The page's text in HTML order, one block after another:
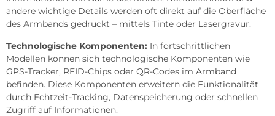
andere wichtige Details werden oft direkt auf die Oberfläche
des Armbands gedruckt – mittels Tinte oder Lasergravur.
Technologische Komponenten: In fortschrittlichen
Modellen können sich technologische Komponenten wie
GPS-Tracker, RFID-Chips oder QR-Codes im Armband
befinden. Diese Komponenten erweitern die Funktionalität
durch Echtzeit-Tracking, Datenspeicherung oder schnellen
Zugriff auf Informationen.